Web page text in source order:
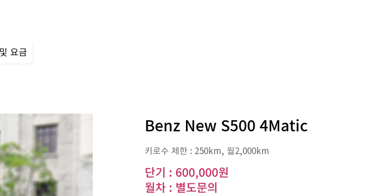
요금
Benz New S500 4Matic
키로수 제한 : 250km, 월2,000km
단기 : 600,000원
월차 : 별도문의